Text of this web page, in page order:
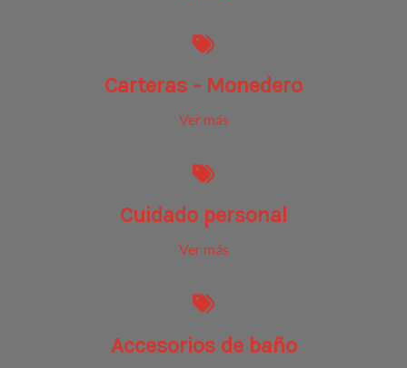
Carteras - Monedero
Ver más
Cuidado personal
Ver más
Accesorios de baño